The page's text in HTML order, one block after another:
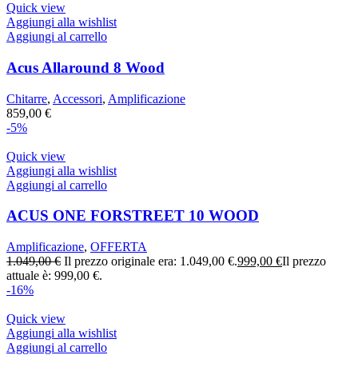
Quick view
Aggiungi alla wishlist
Aggiungi al carrello
Acus Allaround 8 Wood
Chitarre, Accessori, Amplificazione
859,00 €
-5%
Quick view
Aggiungi alla wishlist
Aggiungi al carrello
ACUS ONE FORSTREET 10 WOOD
Amplificazione, OFFERTA
1.049,00€ Il prezzo originale era: 1.049,00 €.999,00 €Il prezzo
attuale è: 999,00 €.
-16%
Quick view
Aggiungi alla wishlist
Aggiungi al carrello